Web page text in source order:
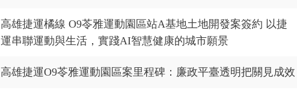
高雄捷運橘線 O9苓雅運動園區站A基地土地開發案簽約 以捷
運串聯運動與生活，實踐AI智慧健康的城市願景
高雄捷運O9苓雅運動園區案里程碑：廉政平臺透明把關見成效